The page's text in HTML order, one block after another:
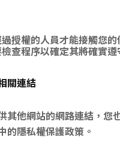
授權的人員才能接觸您
查程序以確定其將確實遵
關連結
其他網站的網路連結，您
的隱私權保護政策。